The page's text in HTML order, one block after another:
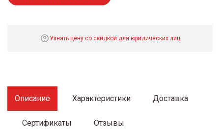
Узнать цену со скидкой для юридических лиц
Описание Характеристики Доставка
Сертификаты Отзывы